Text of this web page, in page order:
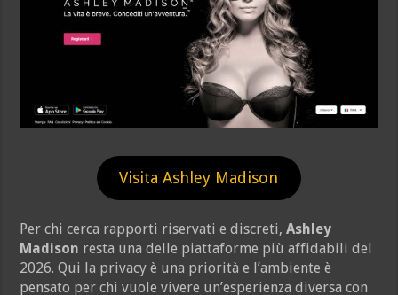
Visita Ashley Madison
Per chi cerca rapporti riservati e discreti,Ashley
Madison resta una delle piattaforme più affidabili del
2026. Qui la privacy è una priorità e l’ambiente è
pensato per chi vuole vivere un’esperienza diversa con